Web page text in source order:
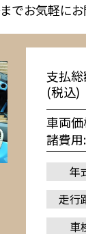
でお気軽にお
支払
(税込)
車両
諸費用
年
走行
車